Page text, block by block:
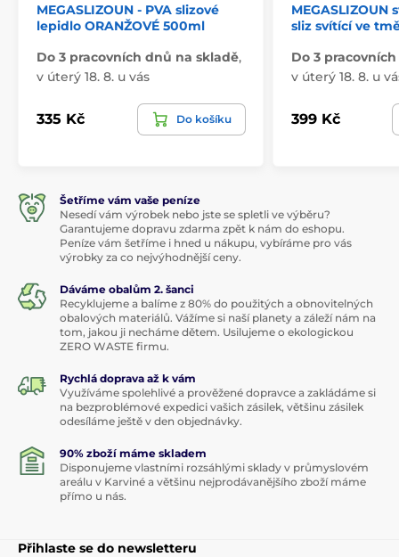
MEGASLIZOUN - PVA slizové
lepidlo ORANŽOVÉ 500ml
Do 3 pracovních dnů na skladě,
v úterý 18. 8. u vás
335 Kč Do košíku
MEGASLIZOUN
sliz svítící ve
Do 3
v úterý 18. 8. u
399 Kč
Šetříme vám vaše peníze
Nesedí vám výrobek nebo jste se spletli ve výběru?
Garantujeme dopravu zdarma zpět k nám do eshopu.
Peníze vám šetříme i hned u nákupu, vybíráme pro vás
výrobky za co nejvýhodnější ceny.
Dáváme obalům 2. šanci
Recyklujeme a balíme z 80% do použitých a obnovitelných
obalových materiálů. Vážíme si naší planety a záleží nám na
tom, jakou ji necháme dětem. Usilujeme o ekologickou
ZERO WASTE firmu.
Rychlá doprava až k vám
Využíváme spolehlivé a prověžené dopravce a zakládáme si
na bezproblémové expedici vašich zásilek, většinu zásilek
odesíláme ještě v den objednávky.
90% zboží máme skladem
Disponujeme vlastními rozsáhlými sklady v průmyslovém
areálu v Karviné a většinu nejprodávanějšího zboží máme
přímo u nás.
Přihlaste se do newsletteru